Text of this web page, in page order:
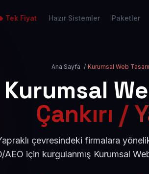
Tek Fiyat Hazır Sistemler Paketler
Ana Sayfa / Kurumsal Web
Kurumsal
Çankırı /
çevresindeki firmalara
AEO için kurgulanmış Kurumsal